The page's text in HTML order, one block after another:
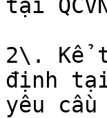
tại
2\. Kể
định tại
yêu cầu